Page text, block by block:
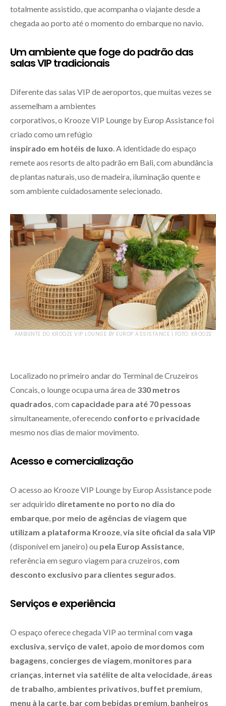
totalmente assistido, que acompanha o viajante desde a
chegada ao porto até o momento do embarque no navio.
Um ambiente que foge do padrão das
salas VIP tradicionais
Diferente das salas VIP de aeroportos, que muitas vezes se
assemelham a ambientes
corporativos, o Krooze VIP Lounge by Europ Assistance foi
criado como um refúgio
inspirado em hotéis de luxo . A identidade do espaço
remete aos resorts de alto padrão em Bali, com abundância
de plantas naturais, uso de madeira, iluminação quente e
som ambiente cuidadosamente selecionado.
AMBIENTE DO KROOZE VIP LOUNGE BY EUROP ASSISTANCE | FOTO: KROOZE
Localizado no primeiro andar do Terminal de Cruzeiros
Concais, o lounge ocupa uma área de 330 metros
quadrados, com capacidade para até 70 pessoas
simultaneamente, oferecendo conforto e privacidade
mesmo nos dias de maior movimento.
Acesso e comercialização
O acesso ao Krooze VIP Lounge by Europ Assistance pode
ser adquirido diretamente no porto no dia do
embarque, por meio de agências de viagem que
utilizam a plataforma Krooze,via site oficial da sala VIP
(disponível em janeiro) ou pela Europ Assistance,
referência em seguro viagem para cruzeiros, com
desconto exclusivo para clientes segurados.
Serviços e experiência
O espaço oferece chegada VIP ao terminal com vaga
exclusiva, serviço de valet, apoio de mordomos com
bagagens, concierges de viagem, monitores para
crianças, internet via satélite de alta velocidade, áreas
de trabalho, ambientes privativos, buffet premium,
menu à la carte, bar com bebidas premium, banheiros